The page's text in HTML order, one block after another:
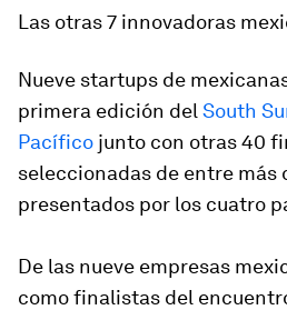
Las otras 7 innovadoras
Nueve startups de
primera edición del South
Pacífico junto con otras 40
seleccionadas de entre más
presentados por los cuatro
De las nueve empresas
como finalistas del